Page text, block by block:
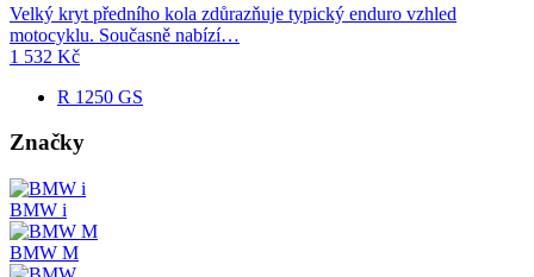
Velký kryt předního kola zdůrazňuje typický enduro vzhled
motocyklu. Současně nabízí…
1 532 Kč
R 1250 GS
Značky
BMW i
BMW M